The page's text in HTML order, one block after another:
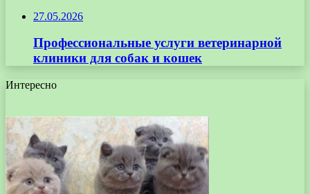
27.05.2026
Профессиональные услуги ветеринарной
клиники для собак и кошек
Интересно